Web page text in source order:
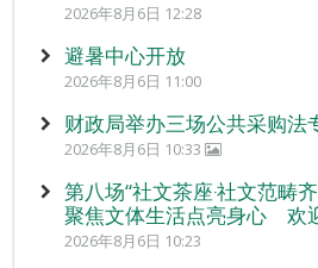
2026年8月6日 12:28
避暑中心开放
2026年8月6日 11:00
财政局举办三场公共采购法
2026年8月6日 10:33
第八场“社文茶座‧社文范畴
聚焦文体生活点亮身心 欢
2026年8月6日 10:23